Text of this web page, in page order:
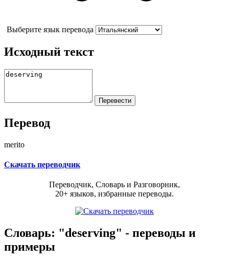
Выберите язык перевода
Исходный текст
Перевод
merito
Скачать переводчик
Переводчик, Словарь и Разговорник,
20+ языков, избранные переводы.
Словарь: "deserving" - переводы и
примеры